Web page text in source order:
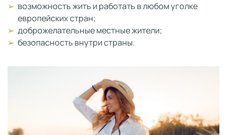
возможность жить и работать в любом уголке
европейских стран;
доброжелательные местные жители;
безопасность внутри страны.